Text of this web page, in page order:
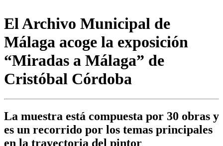
El Archivo Municipal de
Málaga acoge la exposición
“Miradas a Málaga” de
Cristóbal Córdoba
La muestra está compuesta por 30 obras y
es un recorrido por los temas principales
en la trayectoria del pintor